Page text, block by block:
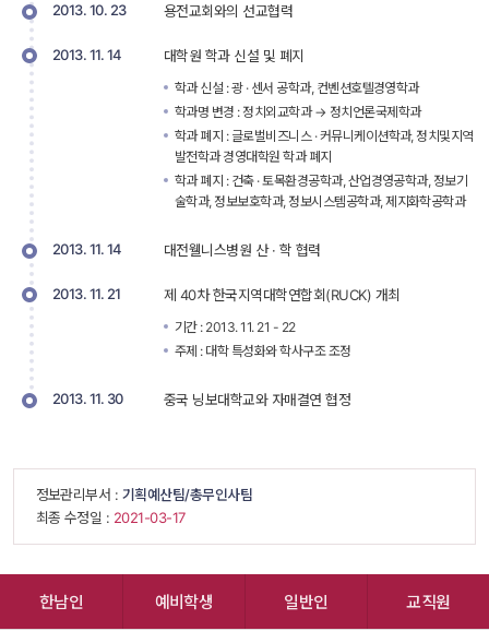
2013. 10. 23 용전교회와의 선교협력
2013. 11. 14 대학원 학과 신설 및 폐지
학과 신설 : 광 · 센서 공학과, 컨벤션호텔경영학과
학과명 변경 : 정치외교학과 → 정치언론국제학과
학과 폐지 : 글로벌비즈니스 · 커뮤니케이션학과, 정치및지역
발전학과 경영대학원 학과 폐지
학과 폐지 : 건축 · 토목환경공학과, 산업경영공학과, 정보기
술학과, 정보보호학과, 정보시스템공학과, 제지화학공학과
2013. 11. 14 대전웰니스병원 산 · 학 협력
2013. 11. 21 제 40차 한국지역대학연합회(RUCK) 개최
기간 : 2013. 11. 21 - 22
주제 : 대학 특성화와 학사구조 조정
2013. 11. 30 중국 닝보대학교와 자매결연 협정
정보관리부서 : 기획예산팀/총무인사팀
최종 수정일 : 2021-03-17
한남인 예비학생 일반인 교직원